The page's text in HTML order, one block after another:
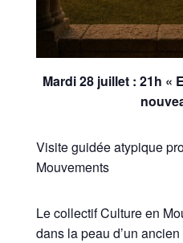
Mardi 28 juillet : 21h «
Visite guidée atypique
Mouvements
Le collectif Culture en
dans la peau d’un